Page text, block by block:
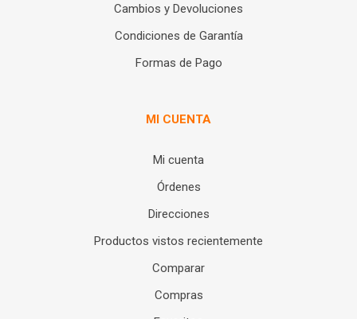
Cambios y Devoluciones
Condiciones de Garantía
Formas de Pago
MI CUENTA
Mi cuenta
Órdenes
Direcciones
Productos vistos recientemente
Comparar
Compras